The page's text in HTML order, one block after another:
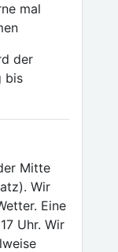
mal
der
bis
Mitte
Wir
Eine
Uhr. Wir